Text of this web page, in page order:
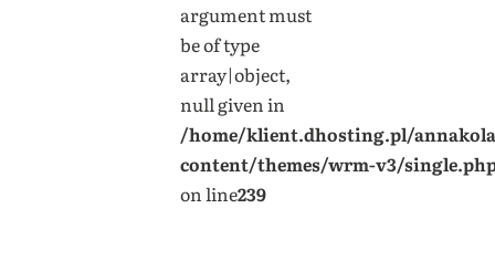
argument must
be of type
array|object,
null given in
/home/klient.dhosting.pl/
content/themes/wrm-v3/
on line239